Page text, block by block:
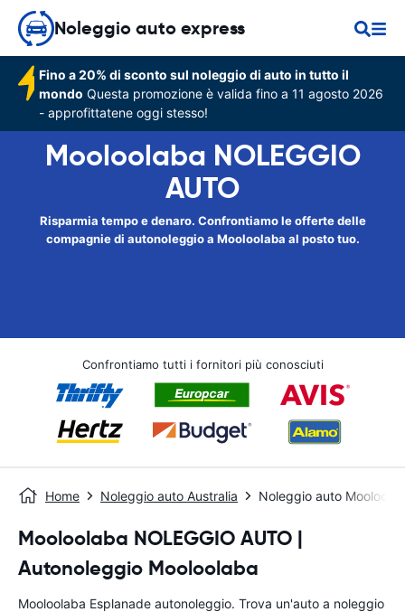
Noleggio auto express
Fino a 20% di sconto sul noleggio di auto in tutto il
mondo Questa promozione è valida fino a 11 agosto 2026
- approfittatene oggi stesso!
Mooloolaba NOLEGGIO
AUTO
Risparmia tempo e denaro. Confrontiamo le offerte delle
compagnie di autonoleggio a Mooloolaba al posto tuo.
Confrontiamo tutti i fornitori più conosciuti
Home Noleggio auto Australia Noleggio auto
Mooloolaba NOLEGGIO AUTO |
Autonoleggio Mooloolaba
Mooloolaba Esplanade autonoleggio. Trova un'auto a noleggio